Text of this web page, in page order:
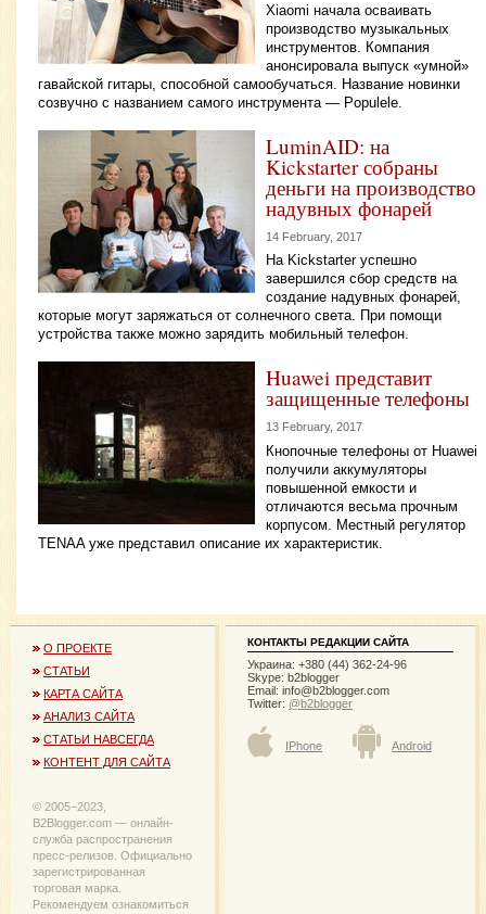
Xiaomi начала осваивать
производство музыкальных
инструментов. Компания
анонсировала выпуск «умной»
гавайской гитары, способной самообучаться. Название новинки
созвучно с названием самого инструмента — Populele.
LuminAID: на
Kickstarter собраны
деньги на производство
надувных фонарей
14 February, 2017
На Kickstarter успешно
завершился сбор средств на
создание надувных фонарей,
которые могут заряжаться от солнечного света. При помощи
устройства также можно зарядить мобильный телефон.
Huawei представит
защищенные телефоны
13 February, 2017
Кнопочные телефоны от Huawei
получили аккумуляторы
повышенной емкости и
отличаются весьма прочным
корпусом. Местный регулятор
TENAA уже представил описание их характеристик.
О ПРОЕКТЕ
СТАТЬИ
КАРТА САЙТА
АНАЛИЗ САЙТА
СТАТЬИ НАВСЕГДА
КОНТЕНТ ДЛЯ САЙТА
© 2005−2023,
B2Blogger.com — онлайн-
служба распространения
пресс-релизов. Официально
зарегистрированная
торговая марка.
Рекомендуем ознакомиться
КОНТАКТЫ РЕДАКЦИИ САЙТА
Украина: +380 (44) 362-24-96
Skype: b2blogger
Email: info@b2blogger.com
Twitter: @b2blogger
IPhone Android